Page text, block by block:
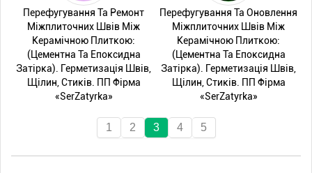
Перефугування Та Ремонт
Міжплиточних Швів Між
Керамічною Плиткою:
(Цементна Та Епоксидна
Затірка). Герметизація Швів,
Щілин, Стиків. ПП Фірма
«SerZatyrka»
Перефугування Та Оновлення
Міжплиточних Швів Між
Керамічною Плиткою:
(Цементна Та Епоксидна
Затірка). Герметизація Швів,
Щілин, Стиків. ПП Фірма
«SerZatyrka»
1 2 3 4 5